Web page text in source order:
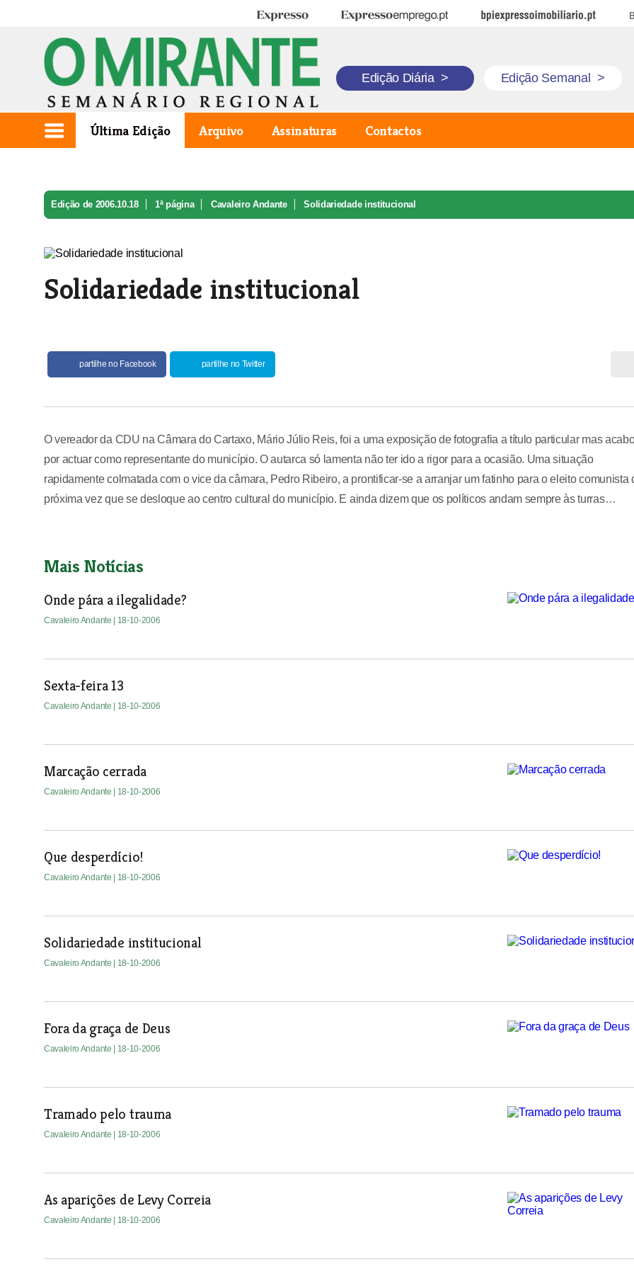
Expresso Expresso Emprego BPI Expresso Imobiliário
Edição Diária > Edição Semanal >
Última Edição Arquivo Assinaturas Contactos
Edição de 2006.10.18 1ª página Cavaleiro Andante Solidariedade institucional
Solidariedade institucional
partilhe no Facebook partilhe no Twitter
O vereador da CDU na Câmara do Cartaxo, Mário Júlio Reis, foi a uma exposição de fotografia a título particular mas
por actuar como representante do município. O autarca só lamenta não ter ido a rigor para a ocasião. Uma situação
rapidamente colmatada com o vice da câmara, Pedro Ribeiro, a prontificar-se a arranjar um fatinho para o eleito comunista
próxima vez que se desloque ao centro cultural do município. E ainda dizem que os políticos andam sempre às turras…
Mais Notícias
Onde pára a ilegalidade?
Cavaleiro Andante | 18-10-2006
Sexta-feira 13
Cavaleiro Andante | 18-10-2006
Marcação cerrada
Cavaleiro Andante | 18-10-2006
Que desperdício!
Cavaleiro Andante | 18-10-2006
Solidariedade institucional
Cavaleiro Andante | 18-10-2006
Fora da graça de Deus
Cavaleiro Andante | 18-10-2006
Tramado pelo trauma
Cavaleiro Andante | 18-10-2006
As aparições de Levy Correia
Cavaleiro Andante | 18-10-2006